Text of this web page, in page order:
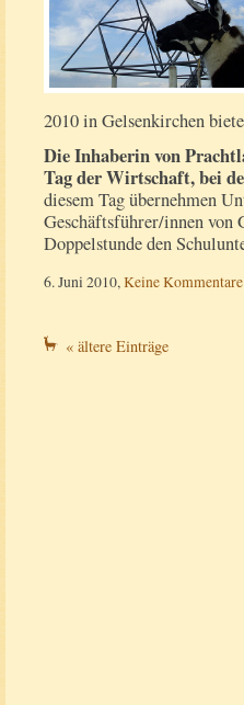
2010 in Gelsenkirchen
Die Inhaberin von
Tag der Wirtschaft, bei
diesem Tag übernehmen
Geschäftsführer/innen von
Doppelstunde den
6. Juni 2010,Keine Kommentare
« ältere Einträge